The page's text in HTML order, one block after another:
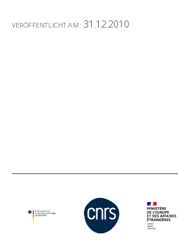
VERÖFFENTLICHT AM: 31.12.2010